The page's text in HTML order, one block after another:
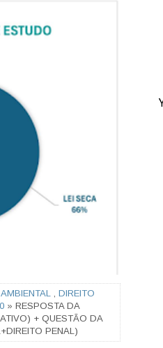
, DIREITO
» RESPOSTA DA
+ QUESTÃO DA
PENAL)